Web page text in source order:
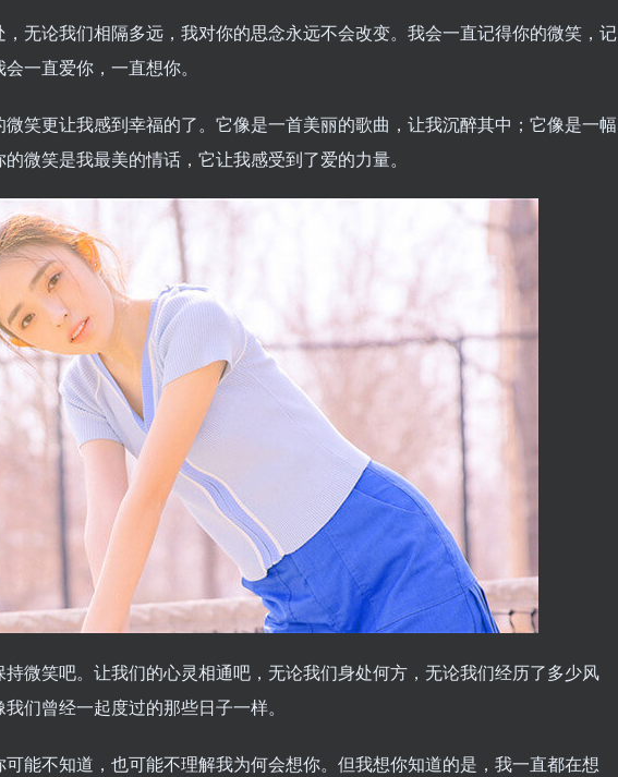
无论我们相隔多远，我对你的思念永远不会改变。我会一直记得你的微笑，记
一直爱你，一直想你。
笑更让我感到幸福的了。它像是一首美丽的歌曲，让我沉醉其中；它像是一幅
微笑是我最美的情话，它让我感受到了爱的力量。
微笑吧。让我们的心灵相通吧，无论我们身处何方，无论我们经历了多少风
们曾经一起度过的那些日子一样。
能不知道，也可能不理解我为何会想你。但我想你知道的是，我一直都在想